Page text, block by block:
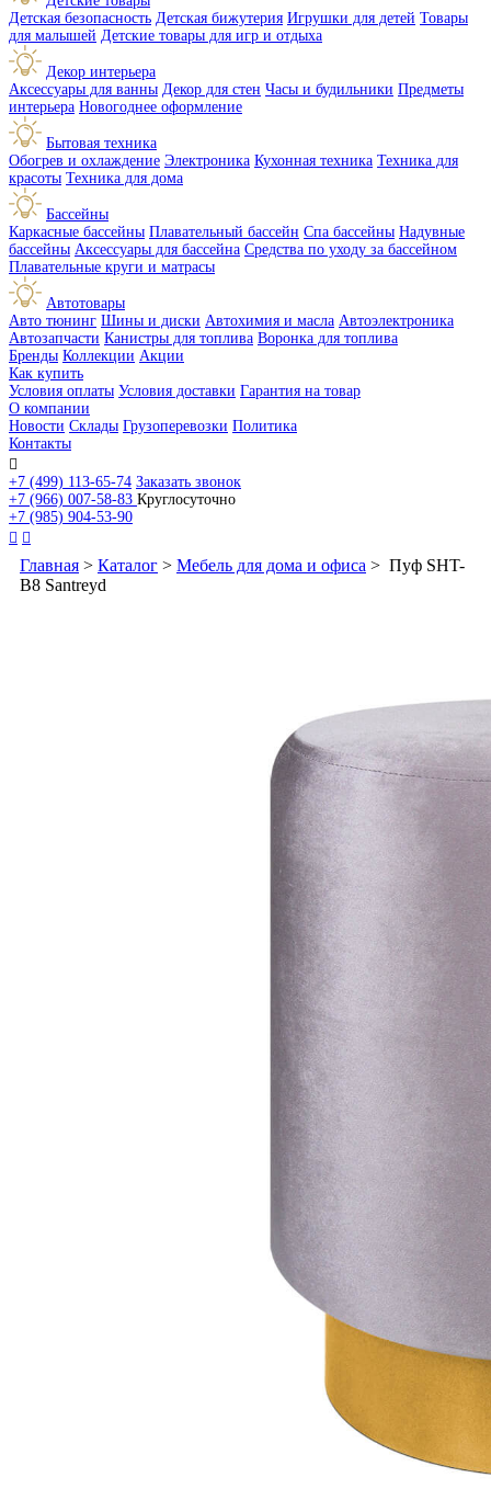
Детская безопасность Детская бижутерия Игрушки для детей Товары
для малышей Детские товары для игр и отдыха
Декор интерьера
Аксессуары для ванны Декор для стен Часы и будильники Предметы
интерьера Новогоднее оформление
Бытовая техника
Обогрев и охлаждение Электроника Кухонная техника Техника для
красоты Техника для дома
Бассейны
Каркасные бассейны Плавательный бассейн Спа бассейны Надувные
бассейны Аксессуары для бассейна Средства по уходу за бассейном
Плавательные круги и матрасы
Автотовары
Авто тюнинг Шины и диски Автохимия и масла Автоэлектроника
Автозапчасти Канистры для топлива Воронка для топлива
Бренды Коллекции Акции
Как купить
Условия оплаты Условия доставки Гарантия на товар
О компании
Новости Склады Грузоперевозки Политика
Контакты

+7 (499) 113-65-74 Заказать звонок
+7 (966) 007-58-83 Круглосуточно
+7 (985) 904-53-90
 
Главная > Каталог > Мебель для дома и офиса > Пуф SHT-
B8 Santreyd